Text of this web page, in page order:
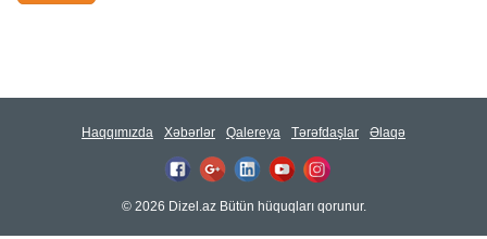
Haqqımızda Xəbərlər Qalereya Tərəfdaşlar Əlaqə
© 2026 Dizel.az Bütün hüquqları qorunur.